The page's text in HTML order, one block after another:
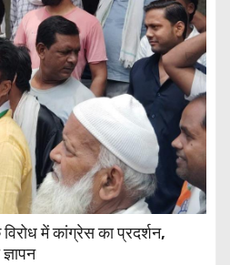
में कांग्रेस का प्रदर्शन,